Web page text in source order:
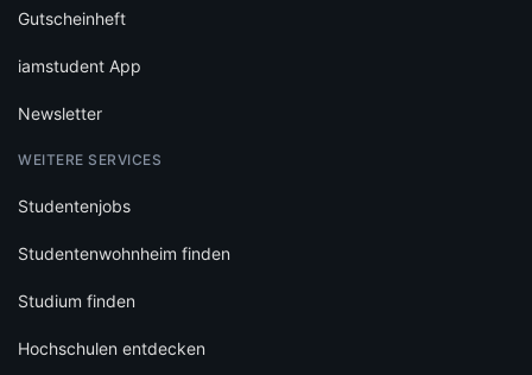
Gutscheinheft
iamstudent App
Newsletter
WEITERE SERVICES
Studentenjobs
Studentenwohnheim finden
Studium finden
Hochschulen entdecken